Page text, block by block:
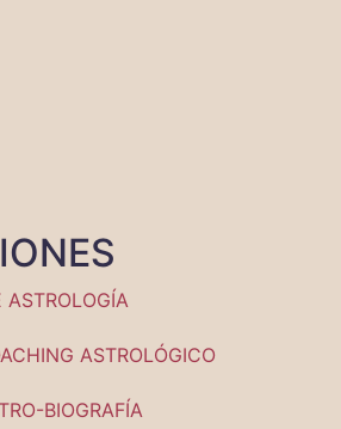
ASTROLOGÍA
ASTROLÓGICO
BIOGRAFÍA